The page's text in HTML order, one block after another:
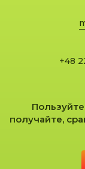
+48
получайте,